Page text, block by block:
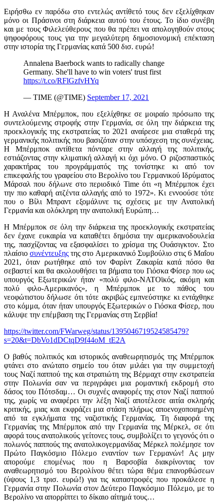
Ειρήσθω εν παρόδω στο εντελώς αντίθετό τους δεν εξελίχθηκαν
μόνο οι Πράσινοι στη διάρκεια αυτού του έτους. Το ίδιο συνέβη
και με τους Φιλελεύθερους που θα πρέπει να απολογηθούν στους
ψηφοφόρους τους για την μεγαλύτερη δημοσιονομική επέκταση
στην ιστορία της Γερμανίας κατά 500 δισ. ευρώ!
Annalena Baerbock wants to radically change
Germany. She'll have to win voters' trust first
https://t.co/RFlGzfvHYq
— TIME (@TIME) September 17, 2021
Η Αναλένα Μπέρμποκ, που εξελίχθηκε σε μοιραίο πρόσωπο της
συντελούμενης στροφής στην Γερμανία, σε όλη την διάρκεια της
προεκλογικής της εκστρατείας το 2021 αναίρεσε μια σταθερά της
γερμανικής πολιτικής που βασιζόταν στην υπόσχεση της συνέχειας.
Η Μπέρμποκ αντίθετα πόνταρε στην αλλαγή της πολιτικής,
εστιάζοντας στην κλιματική αλλαγή κι όχι μόνο. Ο ριζοσπαστικός
χαρακτήρας του προγράμματός της τονίστηκε κι από τον
επικεφαλής του γραφείου στο Βερολίνο του Γερμανικού Ιδρύματος
Μάρσαλ που δήλωνε στο περιοδικό Time ότι «η Μπέρμποκ έχει
την πιο καθαρή ατζέντα αλλαγής από το 1972». Κι εννοούσε τότε
που ο Βίλι Μπραντ εξομάλυνε τις σχέσεις με την Ανατολική
Γερμανία και ολόκληρη την ανατολική Ευρώπη…
Η Μπέρμποκ σε όλη την διάρκεια της προεκλογικής εκστρατείας
δεν έχανε ευκαιρία να καταθέτει δημόσια την αμερικανοδουλεία
της, πασχίζοντας να εξασφαλίσει το χρίσμα της Ουάσιγκτον. Στο
πλαίσιοσυνέντευξης της στο Αμερικανικό Συμβούλιο στις 6 Μαΐου
2021, όταν ρωτήθηκε από τον Φαρίντ Ζακαρία κατά πόσο θα
σεβαστεί και θα ακολουθήσει τα βήματα του Γιόσκα Φίσερ που ως
υπουργός Εξωτερικών ήταν «πολύ φιλο-ΝΑΤΟϊκός, ακόμη και
πολύ φιλο-Αμερικανός», η Μπέρμποκ με το πάθος του
νεοφώτιστου δήλωσε ότι τότε ακριβώς εμπνεύστηκε κι εντάχθηκε
στο κόμμα, όταν ήταν υπουργός Εξωτερικών ο Γιόσκα Φίσερ, που
κάλυψε την επέμβαση της Γερμανίας στη Σερβία!
https://twitter.com/FWarweg/status/1395046719524585479?
s=20&t=DbVo1dDCtqD9f44oM_tE2A
Ο βαθύς πολιτικός και ιστορικός αναθεωρητισμός της Μπέρμποκ
φτάνει στο ανώτατο σημείο του όταν μιλάει για την συμμετοχή
τους Ναζί παππού της και στρατιώτη της Βέρμαχτ στην εκστρατεία
στην Πολωνία σαν να περιγράφει μια ρομαντική εκδρομή στο
δάσος του Πότσδαμ… Οι συχνές αναφορές της στον Ναζί παππού
της, χωρίς να αναφέρει την λέξη Ναζί αποτέλεσε αιτία σκληρής
κριτικής, μιας και εκφράζει μια στάση πλήρως αποενοχοποιημένη
από τα εγκλήματα της ναζιστικής Γερμανίας. Τη διαφορά της
Γερμανίας της Μπέρμποκ από την Γερμανία της Μέρκελ, σε ότι
αφορά τους ανατολικούς γείτονες τους, συμβολίζει το γεγονός ότι ο
πολωνός παππούς της ανατολικογερμανίδας Μέρκελ πολέμησε τον
Πρώτο Παγκόσμιο Πόλεμο εναντίον των Γερμανών! Ας μην
απορούμε επομένως που η Βαρσοβία διακρίνοντας τον
αναθεωρητισμό του Βερολίνου θέτει τώρα θέμα επανορθώσεων
(ύψους 1,3 τρισ. ευρώ!) για τις καταστροφές που προκάλεσε η
Γερμανία στην Πολωνία στον Δεύτερο Παγκόσμιο Πόλεμο, με το
Βερολίνο να απορρίπτει το δίκαιο αίτημά τους…